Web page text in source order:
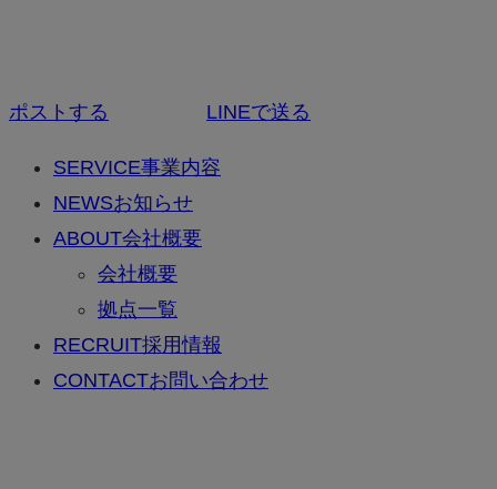
ポストする LINEで送る
SERVICE事業内容
NEWSお知らせ
ABOUT会社概要
会社概要
拠点一覧
RECRUIT採用情報
CONTACTお問い合わせ